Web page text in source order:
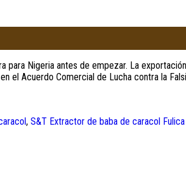
Nigeria antes de empezar. La
el Acuerdo Comercial de Lucha contra la
, S&T Extractor de baba de caracol